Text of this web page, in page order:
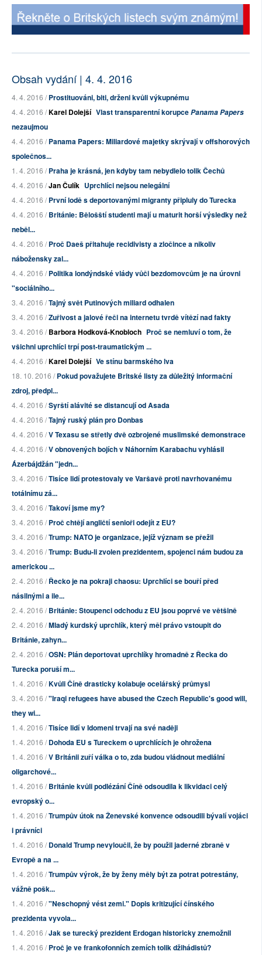
Obsah vydání | 4. 4. 2016
4. 4. 2016 /Prostituováni, biti, drženi kvůli výkupnému
4. 4. 2016 /Karel Dolejší Vlast transparentní korupcePanama Papers
nezaujmou
4. 4. 2016 /Panama Papers: Miliardové majetky skrývají v offshorových
společnos...
1. 4. 2016 /Praha je krásná, jen kdyby tam nebydlelo tolik Čechů
4. 4. 2016 /Jan Čulík Uprchlíci nejsou nelegální
4. 4. 2016 /První lodě s deportovanými migranty připluly do Turecka
4. 4. 2016 /Británie: Bělošští studenti mají u maturit horší výsledky než
neběl...
4. 4. 2016 /Proč Daeš přitahuje recidivisty a zločince a nikoliv
nábožensky zal...
4. 4. 2016 /Politika londýndské vlády vůči bezdomovcům je na úrovni
"sociálního...
3. 4. 2016 /Tajný svět Putinových miliard odhalen
3. 4. 2016 /Zuřivost a jalové řeči na internetu tvrdě vítězí nad fakty
3. 4. 2016 /Barbora Hodková-Knobloch Proč se nemluví o tom, že
všichni uprchlíci trpí post-traumatickým ...
4. 4. 2016 /Karel Dolejší Ve stínu barmského lva
18. 10. 2016 /Pokud považujete Britské listy za důležitý informační
zdroj, předpl...
4. 4. 2016 /Syrští alávité se distancují od Asada
4. 4. 2016 /Tajný ruský plán pro Donbas
4. 4. 2016 /V Texasu se střetly dvě ozbrojené muslimské demonstrace
4. 4. 2016 /V obnovených bojích v Náhorním Karabachu vyhlásil
Ázerbájdžán "jedn...
3. 4. 2016 /Tisíce lidí protestovaly ve Varšavě proti navrhovanému
totálnímu zá...
3. 4. 2016 /Takoví jsme my?
3. 4. 2016 /Proč chtějí angličtí senioři odejít z EU?
3. 4. 2016 /Trump: NATO je organizace, jejíž význam se přežil
3. 4. 2016 /Trump: Budu-li zvolen prezidentem, spojenci nám budou za
americkou ...
2. 4. 2016 /Řecko je na pokraji chaosu: Uprchlíci se bouří před
násilnými a ile...
2. 4. 2016 /Británie: Stoupenci odchodu z EU jsou poprvé ve většině
2. 4. 2016 /Mladý kurdský uprchlík, který měl právo vstoupit do
Británie, zahyn...
2. 4. 2016 /OSN: Plán deportovat uprchlíky hromadně z Řecka do
Turecka poruší m...
1. 4. 2016 /Kvůli Číně drasticky kolabuje ocelářský průmysl
3. 4. 2016 /"Iraqi refugees have abused the Czech Republic's good will,
they wi...
1. 4. 2016 /Tisíce lidí v Idomeni trvají na své naději
1. 4. 2016 /Dohoda EU s Tureckem o uprchlících je ohrožena
1. 4. 2016 /V Británii zuří válka o to, zda budou vládnout mediální
oligarchové...
1. 4. 2016 /Británie kvůli podlézání Číně odsoudila k likvidaci celý
evropský o...
1. 4. 2016 /Trumpův útok na Ženevské konvence odsoudili bývalí vojáci
i právníci
1. 4. 2016 /Donald Trump nevyloučil, že by použil jaderné zbraně v
Evropě a na ...
1. 4. 2016 /Trumpův výrok, že by ženy měly být za potrat potrestány,
vážně pošk...
1. 4. 2016 /"Neschopný vést zemi." Dopis kritizující čínského
prezidenta vyvola...
1. 4. 2016 /Jak se turecký prezident Erdogan historicky znemožnil
1. 4. 2016 /Proč je ve frankofonních zemích tolik džihádistů?